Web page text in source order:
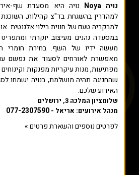
נויה Noya
נויה היא מסעדת שף-
למהדרין בהשגחת בד"צ קהילות, השוכנת
למבקריה טעם של חווית בילוי אלגנטית.
במסעדה נהנים מעיצוב יוקרתי
מעשה ידיו של השף. בחירת חומרי
מאפשרת לאורחים לסעוד את נפשם עם
מפתיעות, מנות עיקריות מפנקות
שהחגיגה תהיה מושלמת, בנויה ישמחו
האירוע שלכם.
שלומציון המלכה 3, ירושלים
מנהל אירועים: אריאל - 077-2307590
לפרטים נוספים והשארת פרטים »